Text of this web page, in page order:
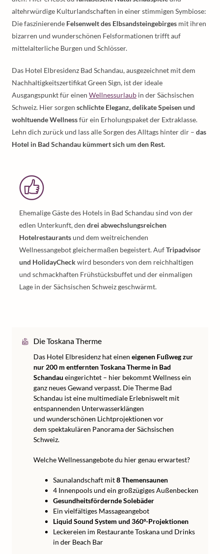
altehrwürdige Kulturlandschaften in einer stimmigen Symbiose:
Die faszinierende Felsenwelt des Elbsandsteingebirges mit ihren
bizarren und wunderschönen Felsformationen trifft auf
mittelalterliche Burgen und Schlösser.
Das Hotel Elbresidenz Bad Schandau, ausgezeichnet mit dem
Nachhaltigkeitszertifikat Green Sign, ist der ideale
Ausgangspunkt für einen Wellnessurlaub in der Sächsischen
Schweiz. Hier sorgen schlichte Eleganz, delikate Speisen und
wohltuende Wellnessfür ein Erholungspaket der Extraklasse.
Lehn dich zurück und lass alle Sorgen des Alltags hinter dir – das
Hotel in Bad Schandau kümmert sich um den Rest.
Ehemalige Gäste des Hotels in Bad Schandau sind von der
edlen Unterkunft, den drei abwechslungsreichen
Hotelrestaurantsund dem weitreichenden
Wellnessangebot gleichermaßen begeistert. AufTripadvisor
und HolidayCheckwird besonders von dem reichhaltigen
und schmackhaften Frühstücksbuffet und der einmaligen
Lage in der Sächsischen Schweiz geschwärmt.
Die Toskana Therme
Das Hotel Elbresidenz hat einen eigenen Fußweg zur
nur 200 m entfernten Toskana Therme in Bad
Schandau eingerichtet – hier bekommt Wellness ein
ganz neues Gewand verpasst. Die Therme Bad
Schandau ist eine multimediale Erlebniswelt mit
entspannenden Unterwasserklängen
und wunderschönen Lichtprojektionen vor
dem spektakulären Panorama der Sächsischen
Schweiz.
Welche Wellnessangebote du hier genau erwartest?
Saunalandschaft mit8 Themensaunen
4 Innenpools und ein großzügiges Außenbecken
Gesundheitsfördernde Solebäder
Ein vielfältiges Massageangebot
Liquid Sound System und 360°-Projektionen
Leckereien im Restaurante Toskana und Drinks
in der Beach Bar